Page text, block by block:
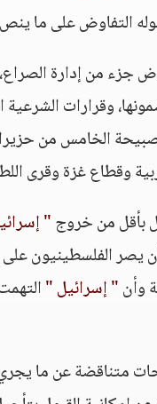
التفاوض على ما
جزء من إدارة
وقرارات
وقطاع غزة وقرى
بأقل من خروج"
يصر الفلسطينيون
وأن" إسرائيل "
متناقضة عن ما